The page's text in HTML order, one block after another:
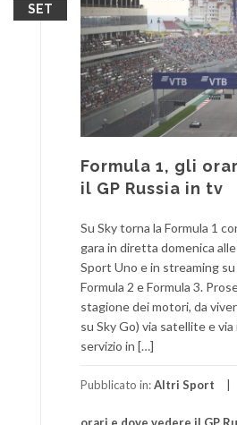
SET
Formula 1, gli
il GP Russia in tv
Su Sky torna la Formula 1
gara in diretta domenica
Sport Uno e in streaming
Formula 2 e Formula 3.
stagione dei motori, da
su Sky Go) via satellite e
servizio in […]
Pubblicato in:Altri Sport
orari e dove vedere il GP